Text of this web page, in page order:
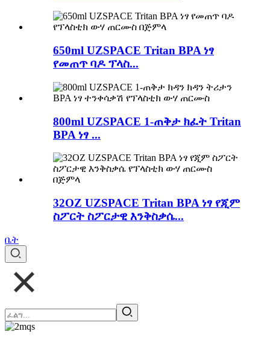
650ml UZSPACE Tritan BPA ነፃ
የመጠጥ ባዶ ፕላስ...
800ml UZSPACE 1-ጠቅታ ክፈት Tritan
BPA ነፃ ...
32OZ UZSPACE Tritan BPA ነፃ የጂም
ስፖርት ስፖርታዊ እንቅስቃሴ...
ቤት